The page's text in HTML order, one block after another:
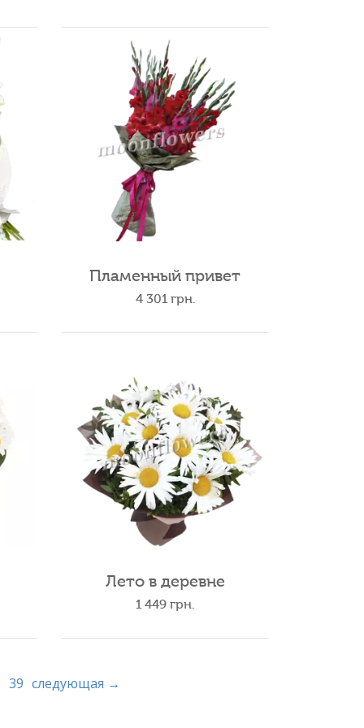
Пламенный привет
4 301грн.
Лето в деревне
1 449грн.
39 следующая →